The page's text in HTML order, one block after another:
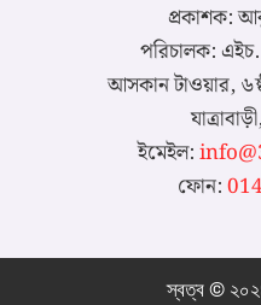
প্রকাশক:
পরিচালক:
আসকান টাওয়ার,
ইমেইল:
ফোন:
স্বত্ব ©